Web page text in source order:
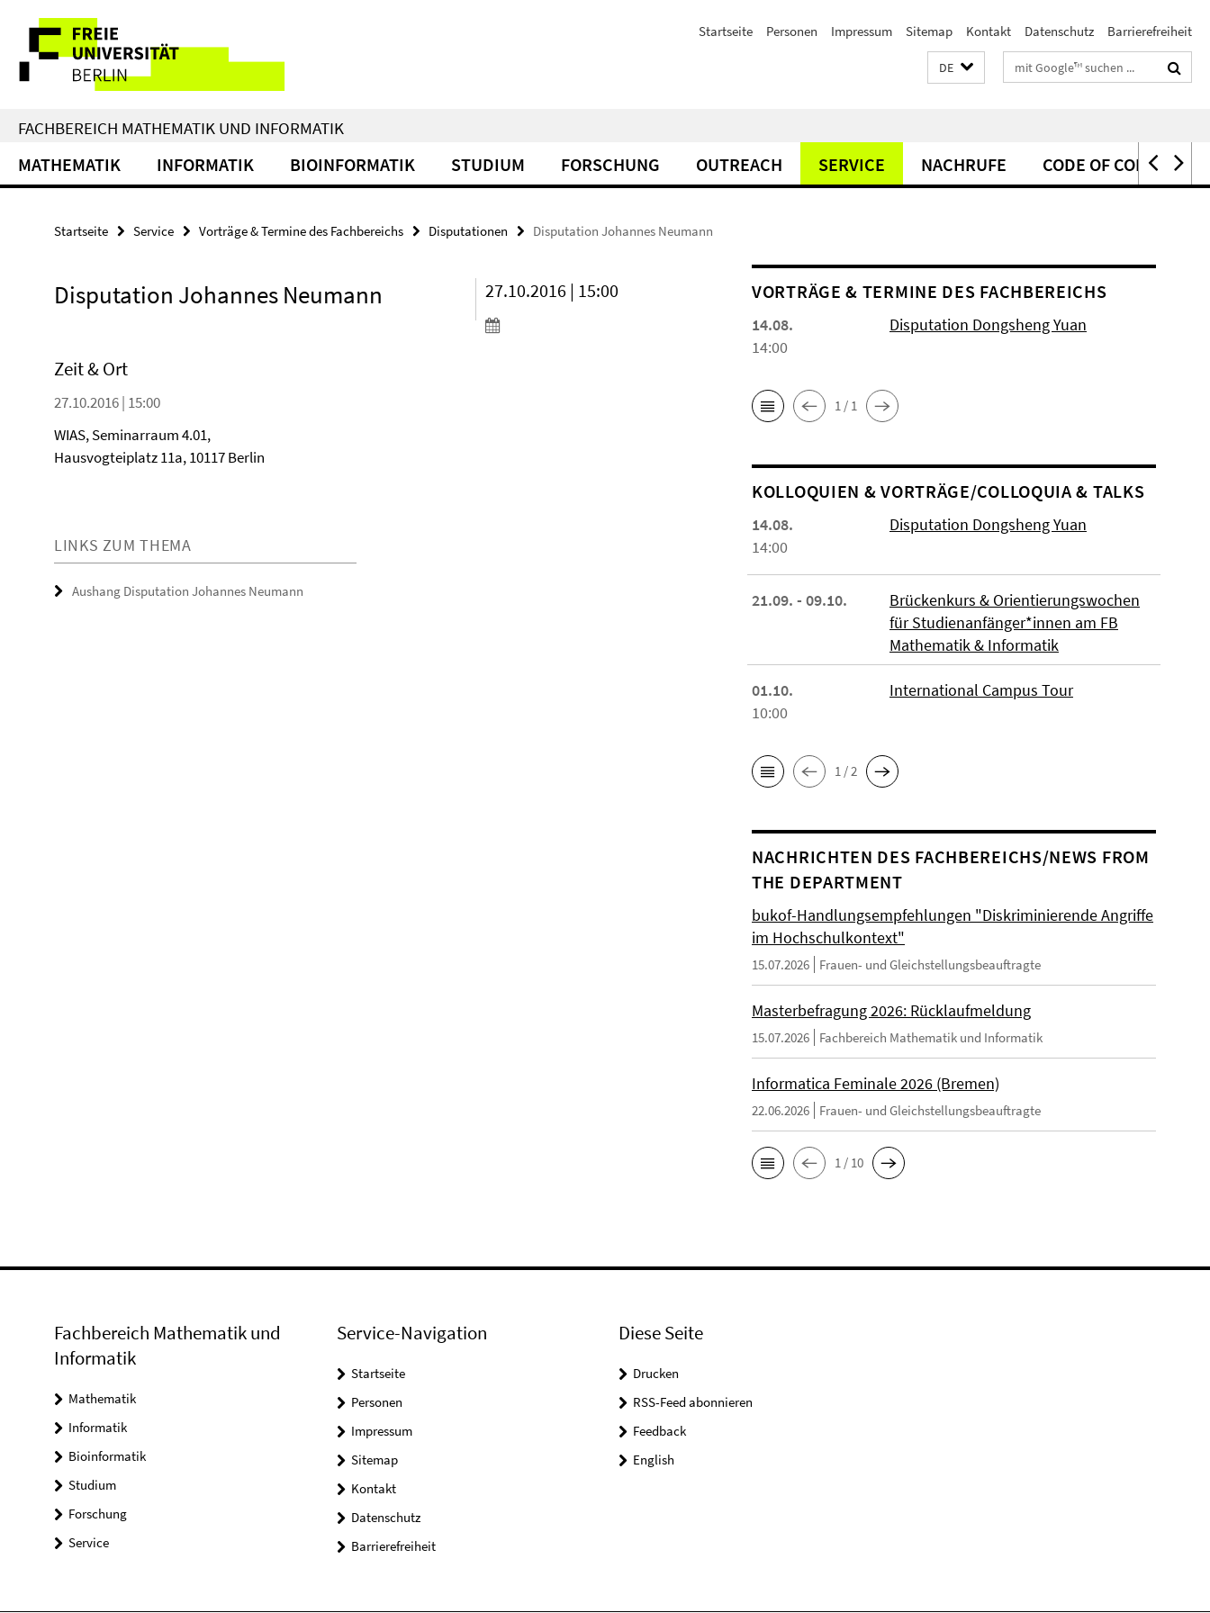
direkt
Inhalt
Service-
Navigation
Startseite Personen Impressum Sitemap Kontakt Datenschutz Barrierefreiheit
DE Suchbegriffe
FACHBEREICH MATHEMATIK UND INFORMATIK
MATHEMATIK INFORMATIK BIOINFORMATIK STUDIUM FORSCHUNG OUTREACH SERVICE NACHRUFE CODE OF CONDUCT
Startseite Service Vorträge & Termine des Fachbereichs Disputationen Disputation Johannes Neumann
Disputation Johannes Neumann 27.10.2016 | 15:00
Zeit & Ort
27.10.2016 | 15:00
WIAS, Seminarraum 4.01,
Hausvogteiplatz 11a, 10117 Berlin
LINKS ZUM THEMA
Aushang Disputation Johannes Neumann
VORTRÄGE & TERMINE DES FACHBEREICHS
14.08.
14:00
Disputation Dongsheng Yuan
1 / 1
KOL­LO­QUIEN & VORTRÄGE/COLLOQUIA & TALKS
14.08.
14:00
Disputation Dongsheng Yuan
21.09. - 09.10.
Brückenkurs & Orientierungswochen
für Studienanfänger*innen am FB
Mathematik & Informatik
01.10.
10:00
International Campus Tour
1 / 2
NACHRICHTEN DES FACHBEREICHS/NEWS FROM
THE DEPARTMENT
bukof-Handlungsempfehlungen "Diskriminierende Angriffe
im Hochschulkontext"
15.07.2026 Frauen- und Gleichstellungsbeauftragte
Masterbefragung 2026: Rücklaufmeldung
15.07.2026 Fachbereich Mathematik und Informatik
Informatica Feminale 2026 (Bremen)
22.06.2026 Frauen- und Gleichstellungsbeauftragte
1 / 10
Fachbereich Mathematik und
Informatik
Mathematik
Informatik
Bioinformatik
Studium
Forschung
Service
Service-Navigation
Startseite
Personen
Impressum
Sitemap
Kontakt
Datenschutz
Barrierefreiheit
Diese Seite
Drucken
RSS-Feed abonnieren
Feedback
English